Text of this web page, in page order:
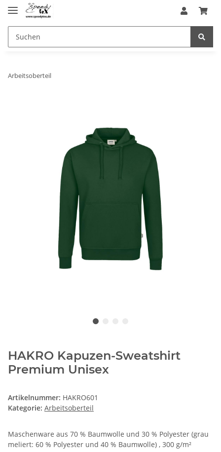
Arbeitsoberteil
HAKRO Kapuzen-Sweatshirt
Premium Unisex
Artikelnummer: HAKRO601
Kategorie: Arbeitsoberteil
Maschenware aus 70 % Baumwolle und 30 % Polyester (grau
meliert: 60 % Polyester und 40 % Baumwolle) , 300 g/m²